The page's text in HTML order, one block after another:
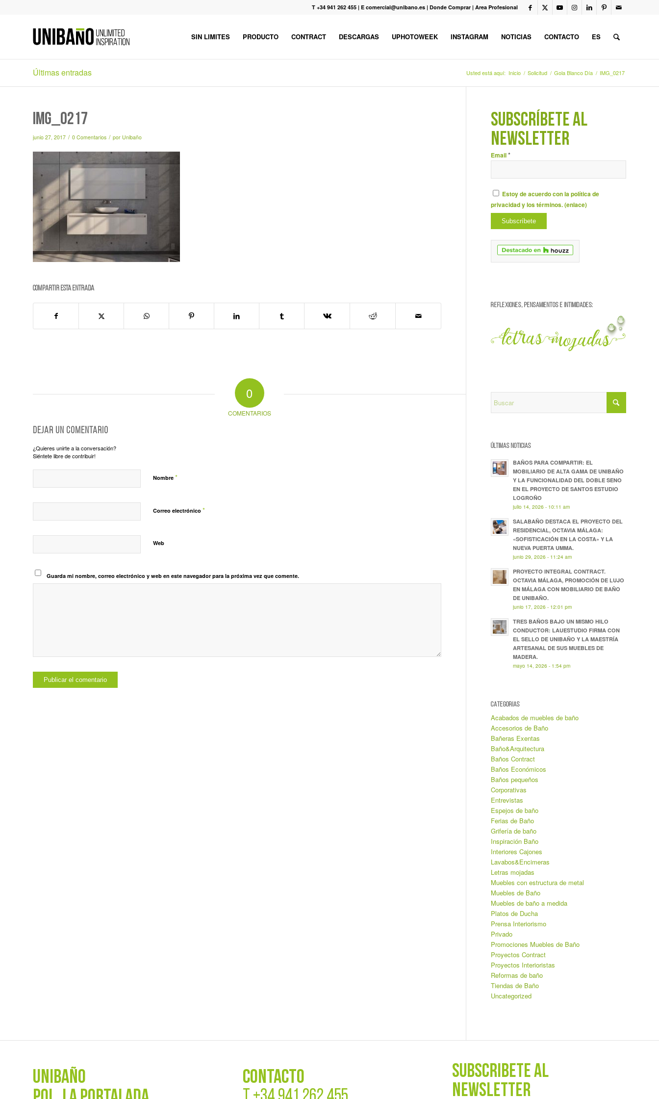
T +34 941 262 455 | E comercial@unibano.es | Donde Comprar | Area Profesional
SIN LIMITES PRODUCTO CONTRACT DESCARGAS UPHOTOWEEK INSTAGRAM NOTICIAS CONTACTO ES
Últimas entradas Usted está aquí: Inicio / Solicitud / Gola Blanco Día / IMG_0217
IMG_0217
junio 27, 2017 / 0 Comentarios / por Unibaño
Compartir esta entrada
0
COMENTARIOS
Dejar un comentario
¿Quieres unirte a la conversación?
Siéntete libre de contribuir!
Nombre *
Correo electrónico *
Web
Guarda mi nombre, correo electrónico y web en este navegador para la próxima vez que comente.
SUBSCRÍBETE AL
NEWSLETTER
Email*
Estoy de acuerdo con la política de
privacidad y los términos. (enlace)
REFLEXIONES, PENSAMIENTOS E INTIMIDADES:
ÚLTIMAS NOTICIAS
BAÑOS PARA COMPARTIR: EL
MOBILIARIO DE ALTA GAMA DE UNIBAÑO
Y LA FUNCIONALIDAD DEL DOBLE SENO
EN EL PROYECTO DE SANTOS ESTUDIO
LOGROÑO
julio 14, 2026 - 10:11 am
SALABAÑO DESTACA EL PROYECTO DEL
RESIDENCIAL, OCTAVIA MÁLAGA:
«SOFISTICACIÓN EN LA COSTA» Y LA
NUEVA PUERTA UMMA.
junio 29, 2026 - 11:24 am
PROYECTO INTEGRAL CONTRACT.
OCTAVIA MÁLAGA, PROMOCIÓN DE LUJO
EN MÁLAGA CON MOBILIARIO DE BAÑO
DE UNIBAÑO.
junio 17, 2026 - 12:01 pm
TRES BAÑOS BAJO UN MISMO HILO
CONDUCTOR: LAUESTUDIO FIRMA CON
EL SELLO DE UNIBAÑO Y LA MAESTRÍA
ARTESANAL DE SUS MUEBLES DE
MADERA.
mayo 14, 2026 - 1:54 pm
CATEGORIAS
Acabados de muebles de baño
Accesorios de Baño
Bañeras Exentas
Baño&Arquitectura
Baños Contract
Baños Económicos
Baños pequeños
Corporativas
Entrevistas
Espejos de baño
Ferias de Baño
Grifería de baño
Inspiración Baño
Interiores Cajones
Lavabos&Encimeras
Letras mojadas
Muebles con estructura de metal
Muebles de Baño
Muebles de baño a medida
Platos de Ducha
Prensa Interiorismo
Privado
Promociones Muebles de Baño
Proyectos Contract
Proyectos Interioristas
Reformas de baño
Tiendas de Baño
Uncategorized
UNIBAÑO
CONTACTO
SUBSCRÍBETE AL
NEWSLETTER